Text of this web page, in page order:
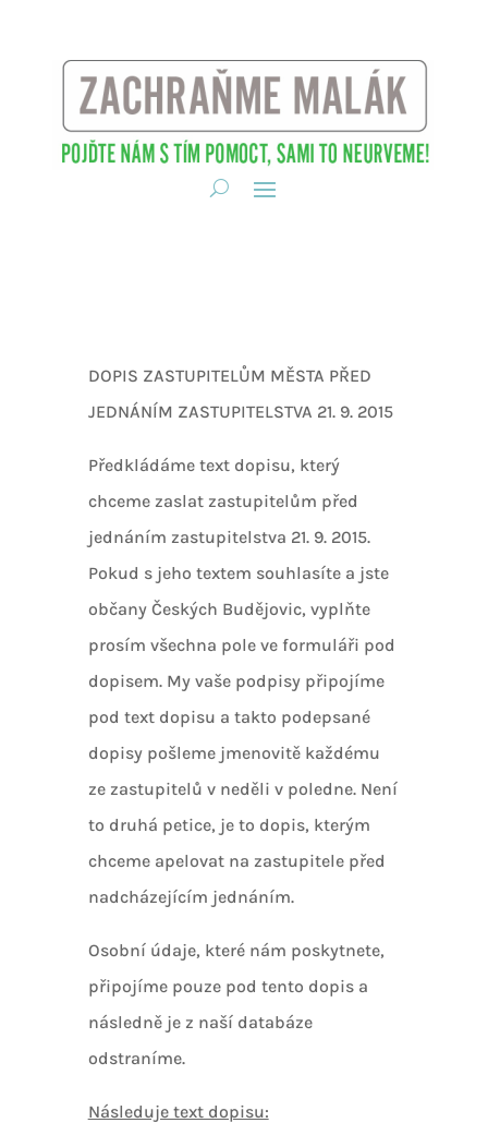
DOPIS ZASTUPITELŮM MĚSTA PŘED
JEDNÁNÍM ZASTUPITELSTVA 21. 9. 2015
Předkládáme text dopisu, který
chceme zaslat zastupitelům před
jednáním zastupitelstva 21. 9. 2015.
Pokud s jeho textem souhlasíte a jste
občany Českých Budějovic, vyplňte
prosím všechna pole ve formuláři pod
dopisem. My vaše podpisy připojíme
pod text dopisu a takto podepsané
dopisy pošleme jmenovitě každému
ze zastupitelů v neděli v poledne. Není
to druhá petice, je to dopis, kterým
chceme apelovat na zastupitele před
nadcházejícím jednáním.
Osobní údaje, které nám poskytnete,
připojíme pouze pod tento dopis a
následně je z naší databáze
odstraníme.
Následuje text dopisu: